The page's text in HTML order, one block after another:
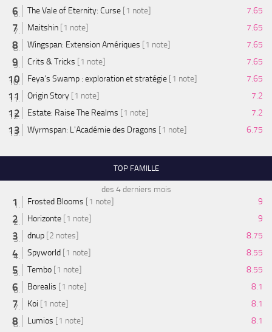
The Vale of Eternity: Curse [1 note]
7.65
Maitshin [1 note]
7.65
Wingspan: Extension Amériques [1 note]
7.65
Crits & Tricks [1 note]
7.65
Feya’s Swamp : exploration et stratégie [1 note]
7.65
Origin Story [1 note]
7.2
Estate: Raise The Realms [1 note]
7.2
Wyrmspan: L'Académie des Dragons [1 note] 6.75
TOP FAMILLE
des 4 derniers mois
Frosted Blooms [1 note]
9
Horizonte [1 note]
9
dnup [2 notes]
8.75
Spyworld [1 note]
8.55
Tembo [1 note]
8.55
Borealis [1 note]
8.1
Koi [1 note]
8.1
Lumios [1 note]
8.1